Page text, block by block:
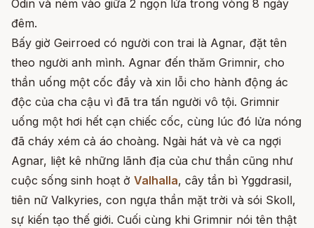
Odin và ném vào giữa 2 ngọn lửa trong vòng 8 ngày
đêm.
Bấy giờ Geirroed có người con trai là Agnar, đặt tên
theo người anh mình. Agnar đến thăm Grimnir, cho
thần uống một cốc đầy và xin lỗi cho hành động ác
độc của cha cậu vì đã tra tấn người vô tội. Grimnir
uống một hơi hết cạn chiếc cốc, cùng lúc đó lửa nóng
đã cháy xém cả áo choàng. Ngài hát và vè ca ngợi
Agnar, liệt kê những lãnh địa của chư thần cũng như
cuộc sống sinh hoạt ở Valhalla, cây tần bì Yggdrasil,
tiên nữ Valkyries, con ngựa thần mặt trời và sói Skoll,
sự kiến tạo thế giới. Cuối cùng khi Grimnir nói tên thật